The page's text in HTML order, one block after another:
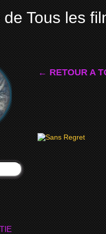
Tous les
← RETOUR A
2015
SANS REGRET